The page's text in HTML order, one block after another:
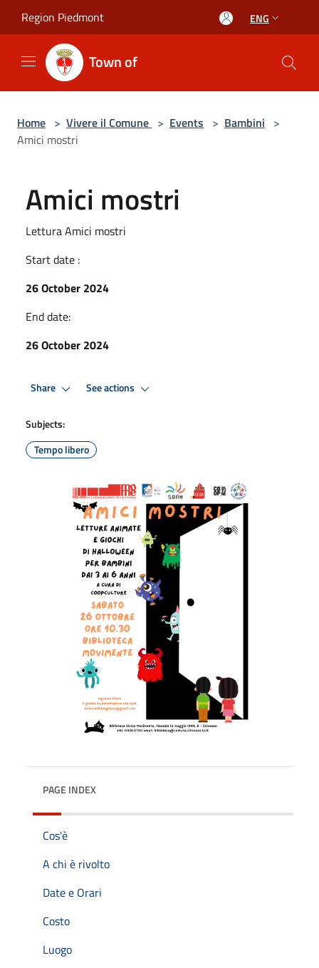
Region Piedmont ENG
Town of
Home > Vivere il Comune > Events > Bambini >
Amici mostri
Amici mostri
Lettura Amici mostri
Start date :
26 October 2024
End date:
26 October 2024
Share See actions
Subjects:
Tempo libero
PAGE INDEX
Cos'è
A chi è rivolto
Date e Orari
Costo
Luogo